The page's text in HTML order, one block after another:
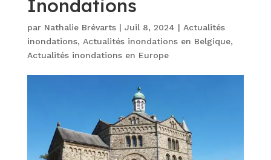
Inondations
par Nathalie Brévarts| Juil 8, 2024 | Actualités
inondations, Actualités inondations en Belgique,
Actualités inondations en Europe